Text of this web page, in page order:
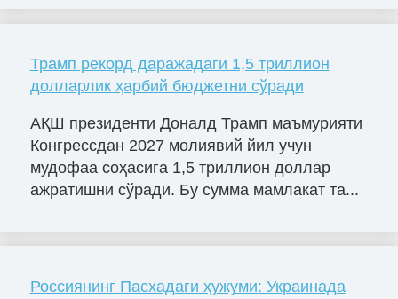
Трамп рекорд даражадаги 1,5 триллион
долларлик ҳарбий бюджетни сўради
АҚШ президенти Доналд Трамп маъмурияти
Конгрессдан 2027 молиявий йил учун
мудофаа соҳасига 1,5 триллион доллар
ажратишни сўради. Бу сумма мамлакат та...
Россиянинг Пасхадаги ҳужуми: Украинада